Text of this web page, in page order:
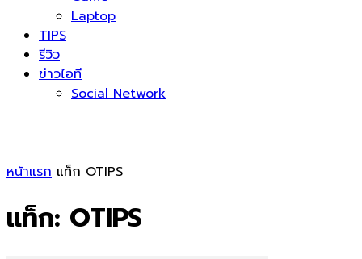
Laptop
TIPS
รีวิว
ข่าวไอที
Social Network
หน้าแรก แท็ก OTIPS
แท็ก: OTIPS